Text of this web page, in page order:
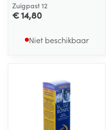
Zuigpast 12
€ 14,80
Niet beschikbaar